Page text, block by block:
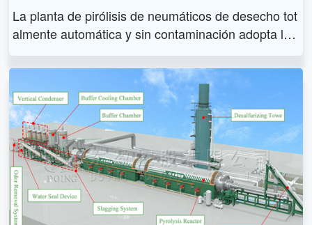
La planta de pirólisis de neumáticos de desecho tot
almente automática y sin contaminación adopta la
nta de pirólisis de neumáticos de desecho automáti
ca, puede obtener aceite para neumáticos, negro d
e humo y alambre de acero de los neumáticos de d
esecho. El aceite de neumáticos puede usarse am
pliamente como combustible en industrias como la
s del acero y el hierro, fábricas de calderas, cerámi
ca, industrias energéticas o químicas, hoteles, rest
aurantes, etc., o usarse en generadores para obten
er electricidad.